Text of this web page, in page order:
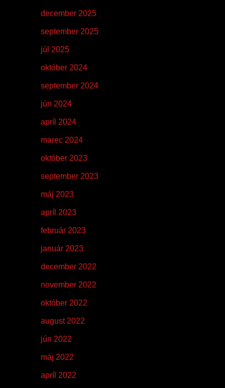
december 2025
september 2025
júl 2025
október 2024
september 2024
jún 2024
apríl 2024
marec 2024
október 2023
september 2023
máj 2023
apríl 2023
február 2023
január 2023
december 2022
november 2022
október 2022
august 2022
jún 2022
máj 2022
apríl 2022